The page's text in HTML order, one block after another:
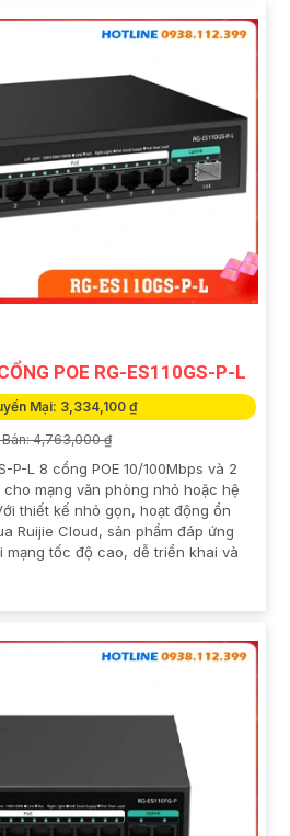
POE RG-ES110GS-P-L
Mại: 3,334,100 ₫
Bán: 4,763,000 ₫
P-L 8 cổng POE 10/100Mbps và 2
mạng văn phòng nhỏ hoặc hệ
thiết kế nhỏ gọn, hoạt động ổn
Ruijie Cloud, sản phẩm đáp ứng
mạng tốc độ cao, dễ triển khai và